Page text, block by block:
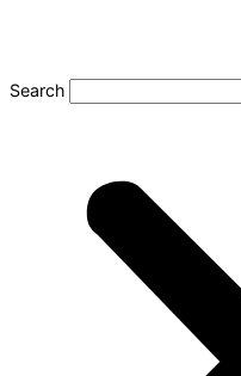
Search